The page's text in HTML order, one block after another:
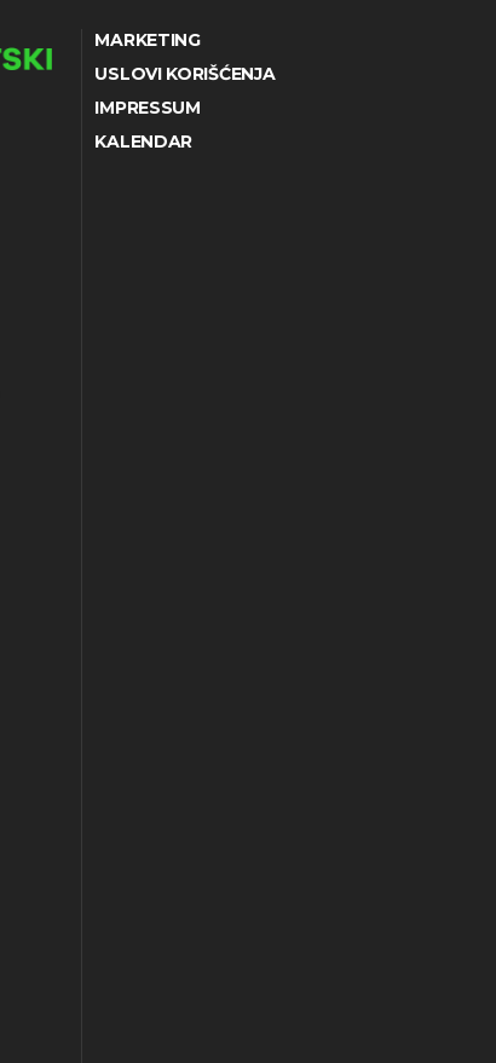
MARKETING
USLOVI KORIŠĆENJA
IMPRESSUM
KALENDAR